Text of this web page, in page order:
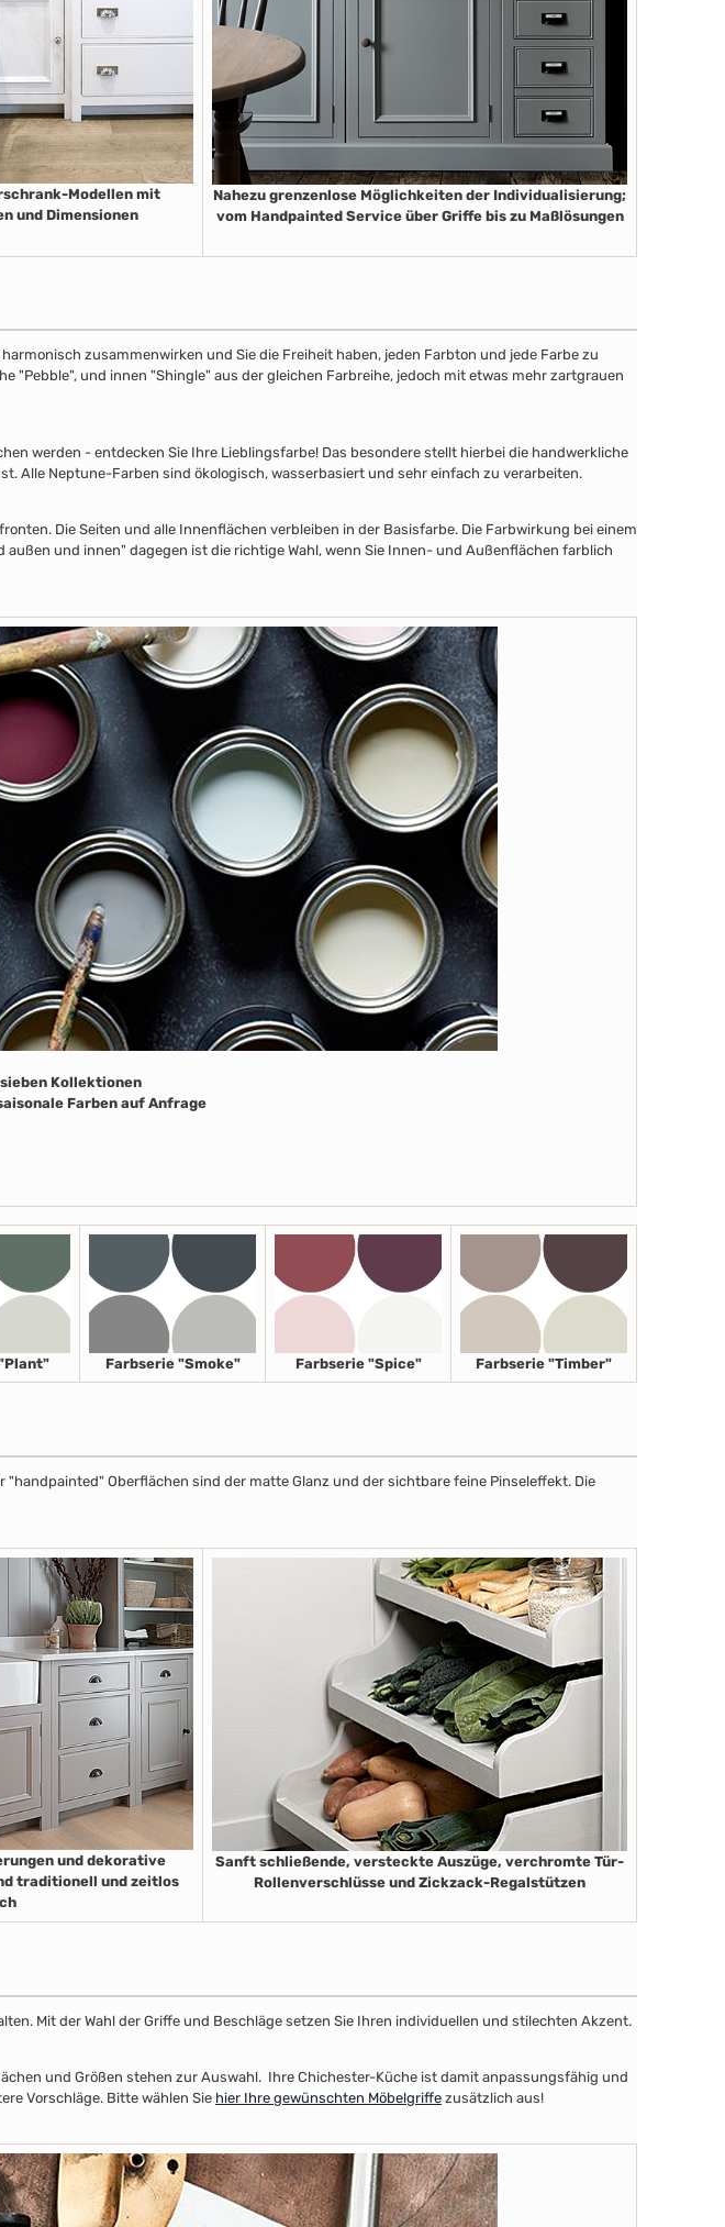
Modellen mit
und Dimensionen
Nahezu grenzenlose Möglichkeiten der Individualisierung;
vom Handpainted Service über Griffe bis zu Maßlösungen
zusammenwirken und Sie die Freiheit haben, jeden Farbton und jede Farbe zu
"Pebble", und innen "Shingle" aus der gleichen Farbreihe, jedoch mit etwas mehr zartgrauen
werden - entdecken Sie Ihre Lieblingsfarbe! Das besondere stellt hierbei die handwerkliche
Alle Neptune-Farben sind ökologisch, wasserbasiert und sehr einfach zu verarbeiten.
Die Seiten und alle Innenflächen verbleiben in der Basisfarbe. Die Farbwirkung bei einem
und innen" dagegen ist die richtige Wahl, wenn Sie Innen- und Außenflächen farblich
Kollektionen
Farben auf Anfrage
Farbserie "Smoke" Farbserie "Spice" Farbserie "Timber"
Oberflächen sind der matte Glanz und der sichtbare feine Pinseleffekt. Die
und dekorative
traditionell und zeitlos
Sanft schließende, versteckte Auszüge, verchromte Tür-
Rollenverschlüsse und Zickzack-Regalstützen
Mit der Wahl der Griffe und Beschläge setzen Sie Ihren individuellen und stilechten Akzent.
und Größen stehen zur Auswahl. Ihre Chichester-Küche ist damit anpassungsfähig und
Vorschläge. Bitte wählen Sie hier Ihre gewünschten Möbelgriffe zusätzlich aus!